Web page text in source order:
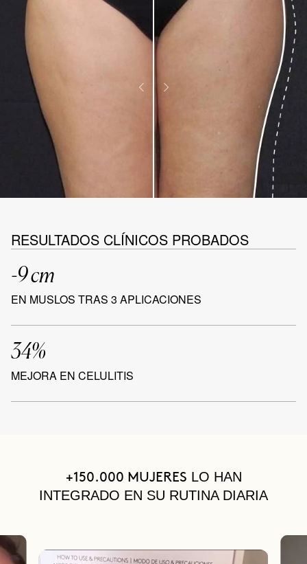
RESULTADOS CLÍNICOS PROBADOS
-9 cm
EN MUSLOS TRAS 3 APLICACIONES
34%
MEJORA EN CELULITIS
+150.000 MUJERES LO HAN
INTEGRADO EN SU RUTINA DIARIA